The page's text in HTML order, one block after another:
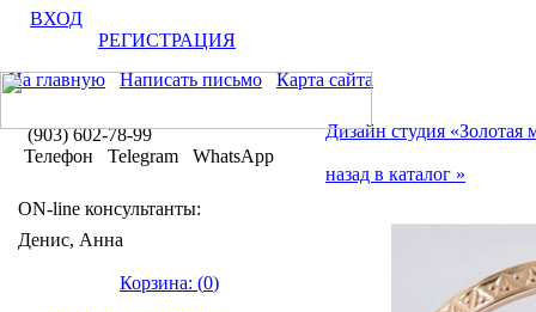
ВХОД
РЕГИСТРАЦИЯ
На главную
Написать письмо Карта сайта
(903) 602-78-99
Телефон Telegram WhatsApp
ON-line консультанты:
Денис, Анна
Корзина: (0)
Дизайн студия «Золотая
назад в каталог »